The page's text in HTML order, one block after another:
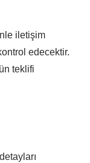
iletişim
edecektir.
teklifi